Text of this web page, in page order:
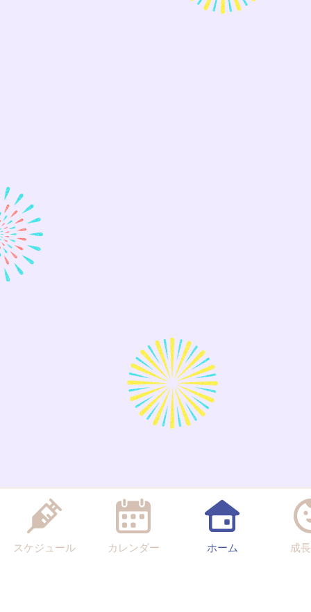
スケジュール カレンダー ホーム 成